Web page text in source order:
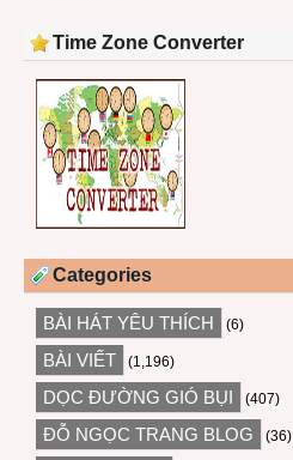
Time Zone Converter
Categories
BÀI HÁT YÊU THÍCH (6)
BÀI VIẾT (1,196)
DỌC ĐƯỜNG GIÓ BỤI (407)
ĐỖ NGỌC TRANG BLOG (36)